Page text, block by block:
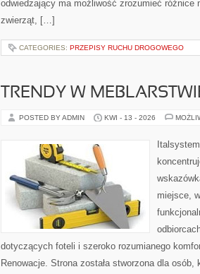
odwiedzający ma możliwość zrozumieć
zwierząt, […]
CATEGORIES: PRZEPISY RUCHU DROGOWEGO
TRENDY W
POSTED BY ADMIN KWI - 13 - 2026
miejsce,
dotyczących foteli i szeroko rozumianego
Renowacje. Strona została stworzona dla